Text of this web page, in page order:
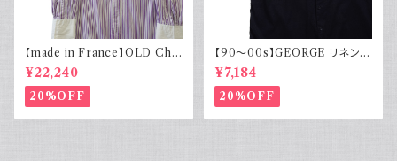
【made in France】OLD Cha
rvet ストライプ 切り替え 紫
¥22,240
20%OFF
【90～00s】GEORGE リネンレ
ーヨンシャツ 黒 ボックスシルエ
ット XL
¥7,184
20%OFF